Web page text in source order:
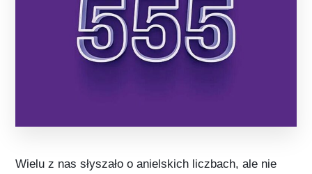
Wielu z nas słyszało o anielskich liczbach, ale nie